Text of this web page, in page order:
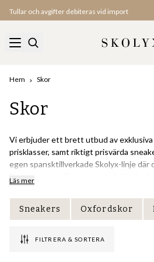
Tullar och avgifter debiteras vid import
Hem Skor
Skor
Vi erbjuder ett brett utbud av exklusiva
prisklasser, samt riktigt prisvärda
egen spansktillverkade Skolyx-linje
för pengarna, välrenommerade Yanko,
skor och ett kostnadsfritt byte av
inte att höra av dig till oss på
Läs mer
Sneakers Oxfordskor
FILTRERA & SORTERA